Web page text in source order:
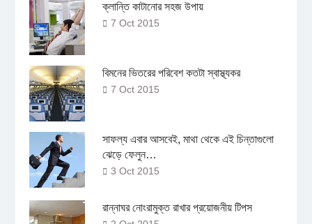
ক্লান্তি কাটানোর সহজ উপায়
7 Oct 2015
বিমনের ভিতরের পরিবেশ কতটা স্বাস্থ্যকর
7 Oct 2015
সাফল্য এবার আসবেই, মাথা থেকে এই চিন্তাগুলো
ঝেড়ে ফেলুন…
3 Oct 2015
রান্নাঘর নোংরামুক্ত রাখার প্রয়োজনীয় টিপস